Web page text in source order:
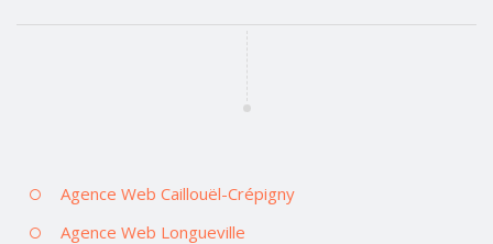
Agence Web Caillouël-Crépigny
Agence Web Longueville